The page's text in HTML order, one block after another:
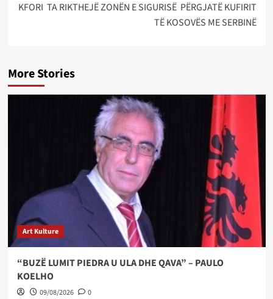
KFORI TA RIKTHEJË ZONËN E SIGURISË PËRGJATË KUFIRIT
TË KOSOVËS ME SERBINË
More Stories
Art Kulture
“BUZË LUMIT PIEDRA U ULA DHE QAVA” – PAULO
KOELHO
09/08/2026 0